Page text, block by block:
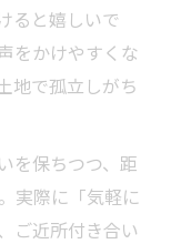
ると嬉しいで
をかけやすくな
地で孤立しがち
を保ちつつ、距
実際に「気軽に
ご近所付き合い